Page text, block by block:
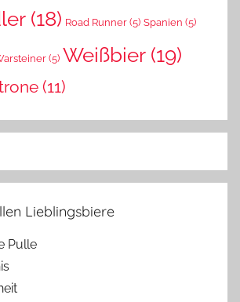
(18) Road Runner (5) Spanien (5)
(5) Weißbier(19)
(11)
Lieblingsbiere
Pulle